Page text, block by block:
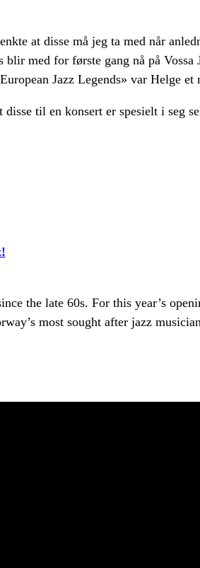
at disse må jeg ta med når
med for første gang nå på
Jazz Legends» var Helge et
til en konsert er spesielt i seg
the late 60s. For this year’s
most sought after jazz